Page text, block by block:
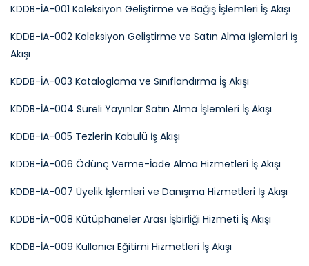
KDDB-İA-001 Koleksiyon Geliştirme ve Bağış İşlemleri İş Akışı
KDDB-İA-002 Koleksiyon Geliştirme ve Satın Alma İşlemleri İş
Akışı
KDDB-İA-003 Kataloglama ve Sınıflandırma İş Akışı
KDDB-İA-004 Süreli Yayınlar Satın Alma İşlemleri İş Akışı
KDDB-İA-005 Tezlerin Kabulü İş Akışı
KDDB-İA-006 Ödünç Verme-İade Alma Hizmetleri İş Akışı
KDDB-İA-007 Üyelik İşlemleri ve Danışma Hizmetleri İş Akışı
KDDB-İA-008 Kütüphaneler Arası İşbirliği Hizmeti İş Akışı
KDDB-İA-009 Kullanıcı Eğitimi Hizmetleri İş Akışı